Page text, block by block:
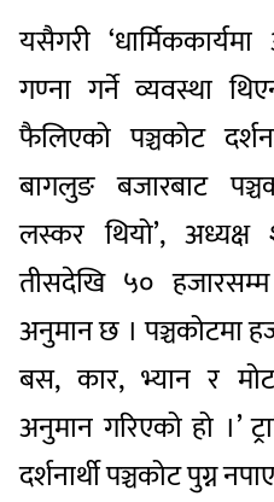
यसैगरी
गण्ना गर्ने व्यवस्था
फैलिएको पञ्चकोट
बागलुङ बजारबाट
लस्कर थियो’, अध्यक्ष
तीसदेखि ५० हजारसम्म
अनुमान छ । पञ्चकोटमा
बस, कार, भ्यान र
अनुमान गरिएको हो ।’
दर्शनार्थी पञ्चकोट पुग्न